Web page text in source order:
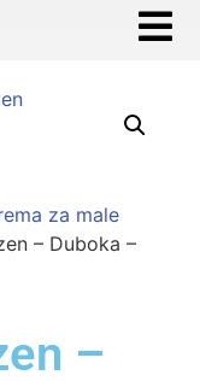
za male
– Duboka –
–